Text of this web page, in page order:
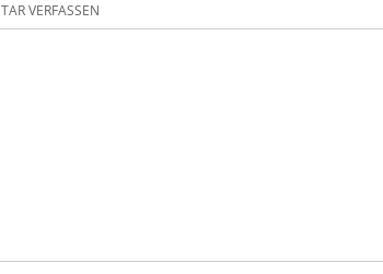
VERFASSEN